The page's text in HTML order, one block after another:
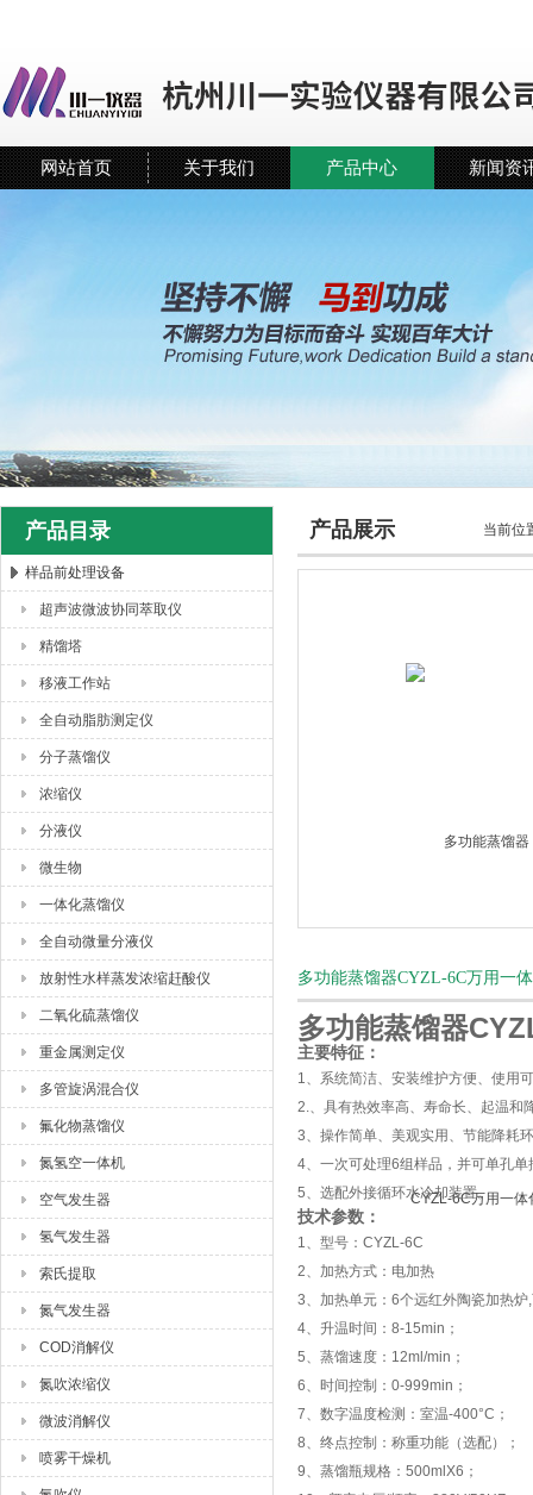
杭州川一实验仪器有限公司
网站首页 关于我们 产品中心 新闻资
产品目录
样品前处理设备
超声波微波协同萃取仪
精馏塔
移液工作站
全自动脂肪测定仪
分子蒸馏仪
浓缩仪
分液仪
微生物
一体化蒸馏仪
全自动微量分液仪
放射性水样蒸发浓缩赶酸仪
二氧化硫蒸馏仪
重金属测定仪
多管旋涡混合仪
氟化物蒸馏仪
氮氢空一体机
空气发生器
氢气发生器
索氏提取
氮气发生器
COD消解仪
氮吹浓缩仪
微波消解仪
喷雾干燥机
产品展示 当前位
多功能蒸馏器CYZL-6C万用一
多功能蒸馏器
主要特征：
1、系统简洁、安装维护方便、使用
2.、具有热效率高、寿命长、起温和
3、操作简单、美观实用、节能降耗
4、一次可处理6组样品，并可单孔
5、选配外接循环水冷却装置。
技术参数：
1、型号：CYZL-6C
2、加热方式：电加热
3、加热单元：6个远红外陶瓷加热炉
4、升温时间：8-15min；
5、蒸馏速度：12ml/min；
6、时间控制：0-999min；
7、数字温度检测：室温-400°C；
8、终点控制：称重功能（选配）；
9、蒸馏瓶规格：500mlX6；